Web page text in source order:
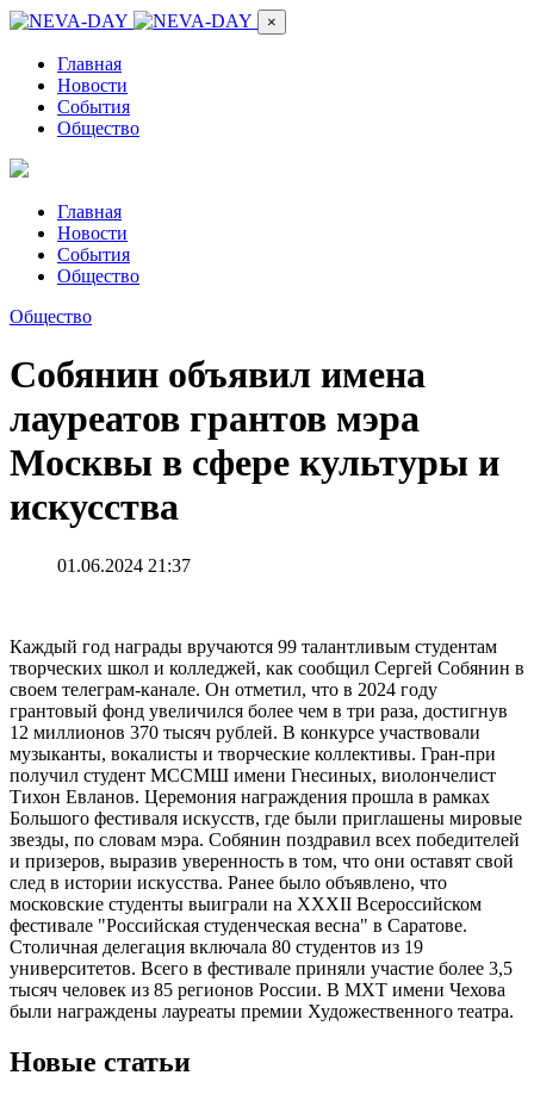
×
Главная
Новости
События
Общество
Главная
Новости
События
Общество
Общество
Собянин объявил имена
лауреатов грантов мэра
Москвы в сфере культуры и
искусства
01.06.2024 21:37
Каждый год награды вручаются 99 талантливым студентам
творческих школ и колледжей, как сообщил Сергей Собянин в
своем телеграм-канале. Он отметил, что в 2024 году
грантовый фонд увеличился более чем в три раза, достигнув
12 миллионов 370 тысяч рублей. В конкурсе участвовали
музыканты, вокалисты и творческие коллективы. Гран-при
получил студент МССМШ имени Гнесиных, виолончелист
Тихон Евланов. Церемония награждения прошла в рамках
Большого фестиваля искусств, где были приглашены мировые
звезды, по словам мэра. Собянин поздравил всех победителей
и призеров, выразив уверенность в том, что они оставят свой
след в истории искусства. Ранее было объявлено, что
московские студенты выиграли на XXXII Всероссийском
фестивале "Российская студенческая весна" в Саратове.
Столичная делегация включала 80 студентов из 19
университетов. Всего в фестивале приняли участие более 3,5
тысяч человек из 85 регионов России. В МХТ имени Чехова
были награждены лауреаты премии Художественного театра.
Новые статьи